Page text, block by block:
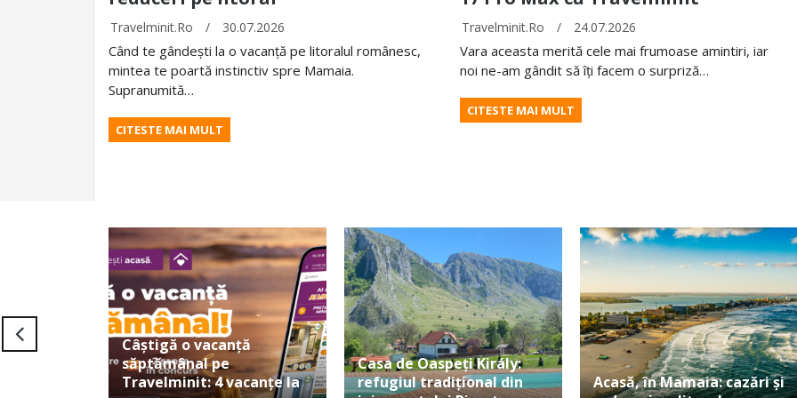
Travelminit.ro / 30.07.2026
Când te gândești la o vacanță pe litoralul românesc,
mintea te poartă instinctiv spre Mamaia.
Supranumită…
CITESTE MAI MULT
Travelminit.ro / 24.07.2026
Vara aceasta merită cele mai frumoase amintiri, iar
noi ne-am gândit să îți facem o surpriză…
CITESTE MAI MULT
Câștigă o vacanță
săptămânal pe
Travelminit: 4 vacanțe la
Casa de Oaspeți Király:
refugiul tradițional din
Acasă, în Mamaia: cazări și